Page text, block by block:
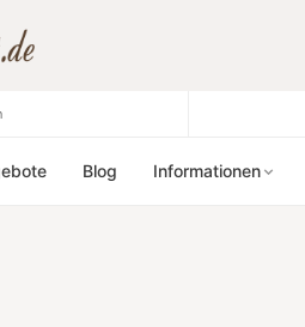
Blog Informationen